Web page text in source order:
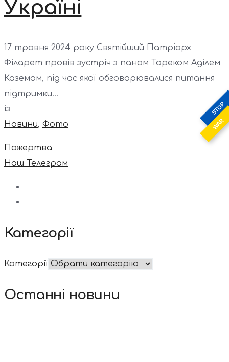
STOP
WAR
Україні
17 травня 2024 року Святійший Патріарх
Філарет провів зустріч з паном Тареком Аділем
Каземом, під час якої обговорювалися питання
підтримки...
із
Новини, Фото
Пожертва
Наш Телеграм
Категорії
Категорії
Останні новини